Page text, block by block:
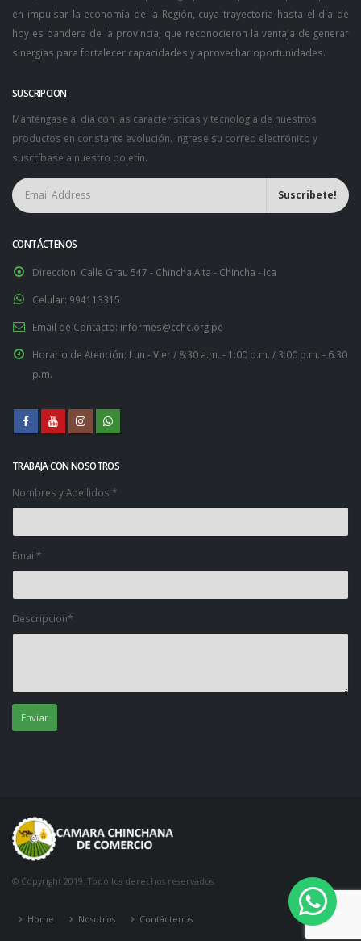
en impulsar la economía de la Región, cuya trayectoria hasta el día de
hoy es bandera de la provincia, que reconocieron la ventaja de generar
sinergias para fortalecer capacidades y aprovechar oportunidades.
SUSCRIPCION
Manténgase al día con las características y tecnología de nuestros
productos en constante evolución. Ingrese su correo electrónico y
suscríbase a nuestro boletín.
CONTÁCTENOS
Direccion: Calle Grau 547 - Chincha Alta - Chincha - Ica
Celular: 994113315
Email de Contacto: informes@cchc.org.pe
Horario de Atención: Lun - Vier / 8:30 a.m. - 1:00 p.m. / 3:00 p.m. - 6.30
p.m.
TRABAJA CON NOSOTROS
Nombres y Apellidos *
Email*
Descripcion*
© Copyright 2019. Todo los derechos reservados.
Home Nosotros Contáctenos